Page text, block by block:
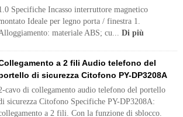
Specifiche Incasso interruttore magnetico
Ideale per legno porta / finestra 1.
materiale ABS; cu... Di più
a 2 fili Audio telefono del
di sicurezza Citofono PY-DP3208A
cavo di collegamento audio telefono del portello
sicurezza Citofono Specifiche PY-DP3208A:
a 2 fili. Con la funzione di sblocco.